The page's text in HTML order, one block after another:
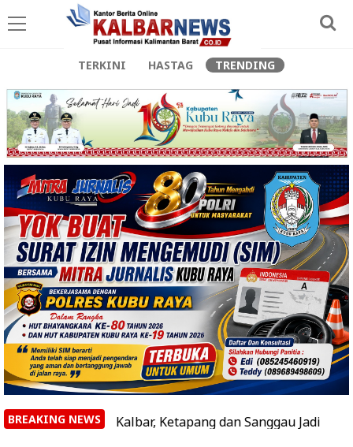
TERKINI HASTAG TRENDING
BREAKING NEWS
di Kalbar, Ketapang dan Sanggau Jadi Daerah dengan